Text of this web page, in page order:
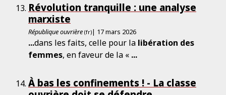
Révolution tranquille : une analyse
marxiste
République ouvrière (fr)| 17 mars 2026
...dans les faits, celle pour la libération des
femmes, en faveur de la « ...
À bas les confinements ! - La classe